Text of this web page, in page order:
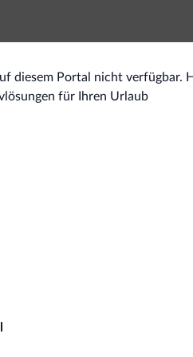
diesem Portal nicht verfügbar.
für Ihren Urlaub